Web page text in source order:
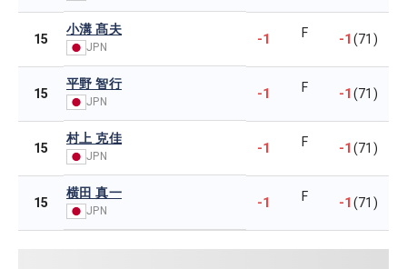
15
小溝 髙夫
JPN -1 F -1(71)
15
平野 智行
JPN -1 F -1(71)
15
村上 克佳
JPN -1 F -1(71)
15
横田 真一
JPN -1 F -1(71)